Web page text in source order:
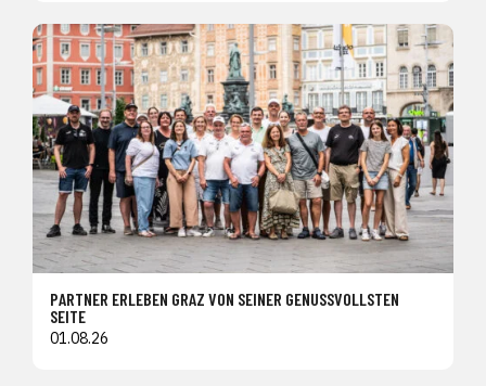
PARTNER ERLEBEN GRAZ VON SEINER GENUSSVOLLSTEN
SEITE
01.08.26